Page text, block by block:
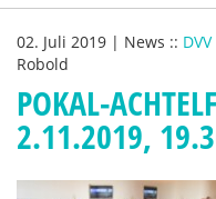
02. Juli 2019 | News ::
Robold
POKAL-
2.11.2019,